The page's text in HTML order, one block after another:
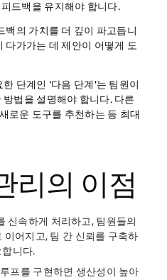
드백을 유지해야 합니다.
백의 가치를 더 깊이 파고듭니
다가가는 데 제안이 어떻게 도
한 단계인 '다음 단계'는 팀원이
법을 설명해야 합니다. 다른
로운 도구를 추천하는 등 최대
리의 이점
신속하게 처리하고, 팀원들의
이어지고, 팀 간 신뢰를 구축하
합니다.
프를 구현하면 생산성이 높아